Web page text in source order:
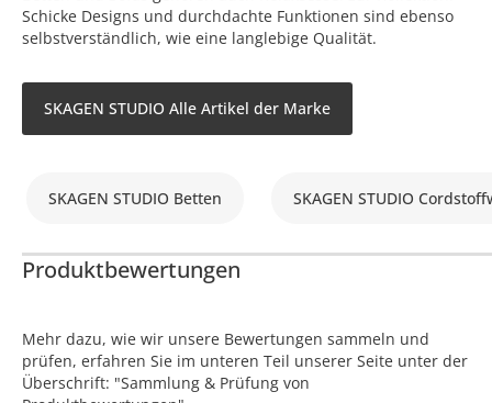
Schicke Designs und durchdachte Funktionen sind ebenso
selbstverständlich, wie eine langlebige Qualität.
SKAGEN STUDIO Alle Artikel der Marke
SKAGEN STUDIO Betten SKAGEN STUDIO
Produktbewertungen
Mehr dazu, wie wir unsere Bewertungen sammeln und
prüfen, erfahren Sie im unteren Teil unserer Seite unter der
Überschrift: "Sammlung & Prüfung von